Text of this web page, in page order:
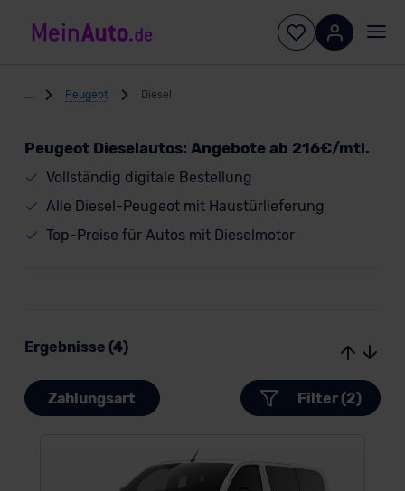
Peugeot Diesel
Peugeot Dieselautos: Angebote ab 216€/mtl.
Vollständig digitale Bestellung
Alle Diesel-Peugeot mit Haustürlieferung
Top-Preise für Autos mit Dieselmotor
Ergebnisse (4)
Zahlungsart Filter (2)